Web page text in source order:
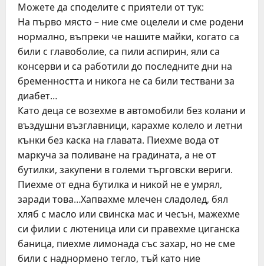
Можете да споделите с приятели от тук:
На първо място – ние сме оцелели и сме родени
нормално, въпреки че нашите майки, когато са
били с главоболие, са пили аспирин, яли са
консерви и са работили до последните дни на
бременността и никога не са били тествани за
диабет…
Като деца се возехме в автомобили без колани и
въздушни възглавници, карахме колело и летни
кънки без каска на главата. Пиехме вода от
маркуча за поливане на градината, а не от
бутилки, закупени в големи търговски вериги.
Пиехме от една бутилка и никой не е умрял,
заради това…Хапвахме млечен сладолед, бял
хляб с масло или свинска мас и чесън, мажехме
си филии с лютеница или си правехме циганска
баница, пиехме лимонада със захар, но не сме
били с наднормено тегло, тъй като ние